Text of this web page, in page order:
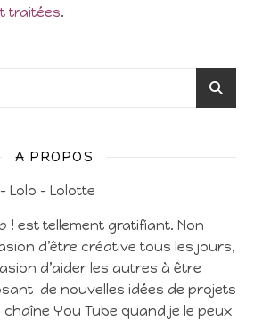
traitées.
A PROPOS
Lolo – Lolotte
! est tellement gratifiant. Non
d’être créative tous les jours,
d’aider les autres à être
de nouvelles idées de projets
You Tube quand je le peux